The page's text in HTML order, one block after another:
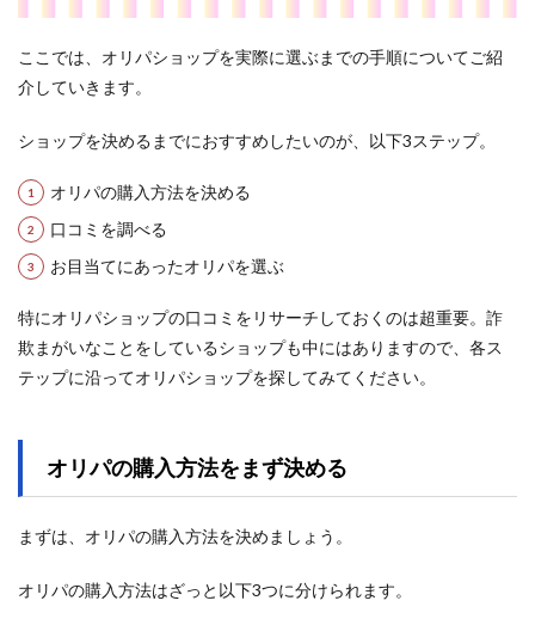
ここでは、オリパショップを実際に選ぶまでの手順についてご紹
介していきます。
ショップを決めるまでにおすすめしたいのが、以下3ステップ。
オリパの購入方法を決める
口コミを調べる
お目当てにあったオリパを選ぶ
特にオリパショップの口コミをリサーチしておくのは超重要。詐
欺まがいなことをしているショップも中にはありますので、各ス
テップに沿ってオリパショップを探してみてください。
オリパの購入方法をまず決める
まずは、オリパの購入方法を決めましょう。
オリパの購入方法はざっと以下3つに分けられます。